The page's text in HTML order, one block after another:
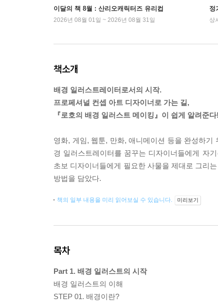
이달의 책 8월 : 산리오캐릭터즈 유리컵
2026년 08월 01일 ~ 2026년 08월 31일
정
상
책소개
배경 일러스트레이터로서의 시작.
프로페셔널 컨셉 아트 디자이너로 가는 길,
『로호의 배경 일러스트 메이킹』이 쉽게 알려준
영화, 게임, 웹툰, 만화, 애니메이션 등을 완성하
경 일러스트레이터를 꿈꾸는 디자이너들에게 자
초보 디자이너들에게 필요한 사물을 제대로 그리
방법을 담았다.
책의 일부 내용을 미리 읽어보실 수 있습니다. 미리보기
목차
Part 1. 배경 일러스트의 시작
배경 일러스트의 이해
STEP 01. 배경이란?